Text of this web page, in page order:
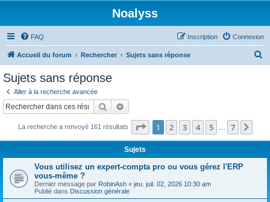
Noalyss
FAQ Connexion
Inscription
Accueil du forum Rechercher Sujets sans réponse
c
Sujets sans réponse
Aller à la recherche avancée
Rechercher
La recherche a renvoyé 161 résultats Page 1sur7
1 2 3 4 5 7
Sujets
Vous utilisez un expert-compta pro ou vous gérez l'ERP
vous-même ?
Dernier message par RobinAsh « jeu. juil. 02, 2026 10:30 am
Publié dans Discussion générale